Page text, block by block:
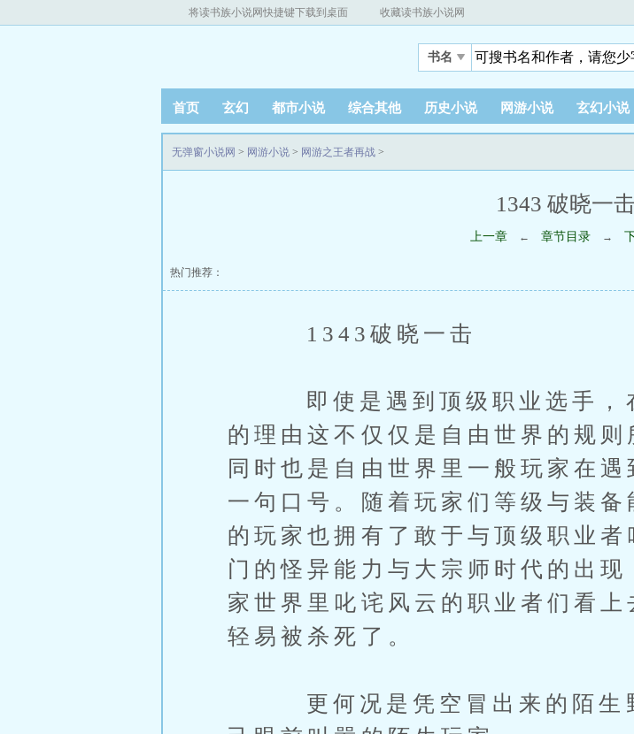
将读书族小说网快捷键下载到桌面 收藏读书族小说网
书名
首页 玄幻 都市小说 综合其他 历史小说 网游小说 玄幻小说
无弹窗小说网 > 网游小说 > 网游之王者再战 >
1343 破晓一
上一章 ← 章节目录 →
热门推荐：
1343破晓一击
即使是遇到顶级职业选手，在
的理由这不仅仅是自由世界的规则
同时也是自由世界里一般玩家在
一句口号。随着玩家们等级与装
的玩家也拥有了敢于与顶级职业
门的怪异能力与大宗师时代的出
家世界里叱诧风云的职业者们看
轻易被杀死了。
更何况是凭空冒出来的陌生野